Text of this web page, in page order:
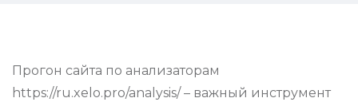
Прогон сайта по анализаторам
https://ru.xelo.pro/analysis/ – важный инструмент